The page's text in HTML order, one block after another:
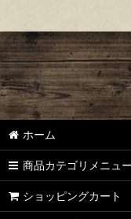
ホーム
商品カテゴリメニュー
ショッピングカート